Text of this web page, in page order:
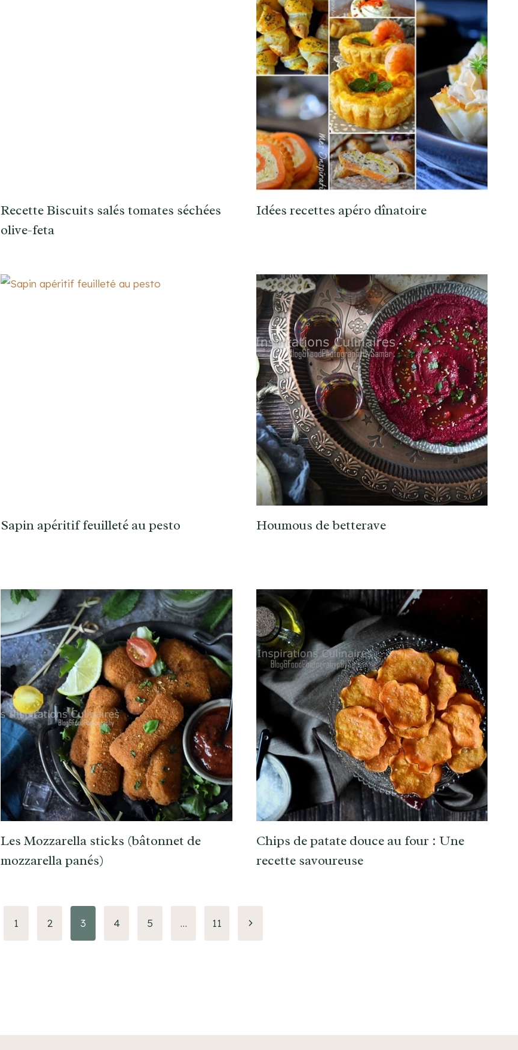
Recette Biscuits salés tomates séchées
olive-feta
Idées recettes apéro dînatoire
Sapin apéritif feuilleté au pesto Houmous de betterave
Les Mozzarella sticks (bâtonnet de
mozzarella panés)
Chips de patate douce au four : Une
recette savoureuse
1 2 3 4 5 … 11
Page